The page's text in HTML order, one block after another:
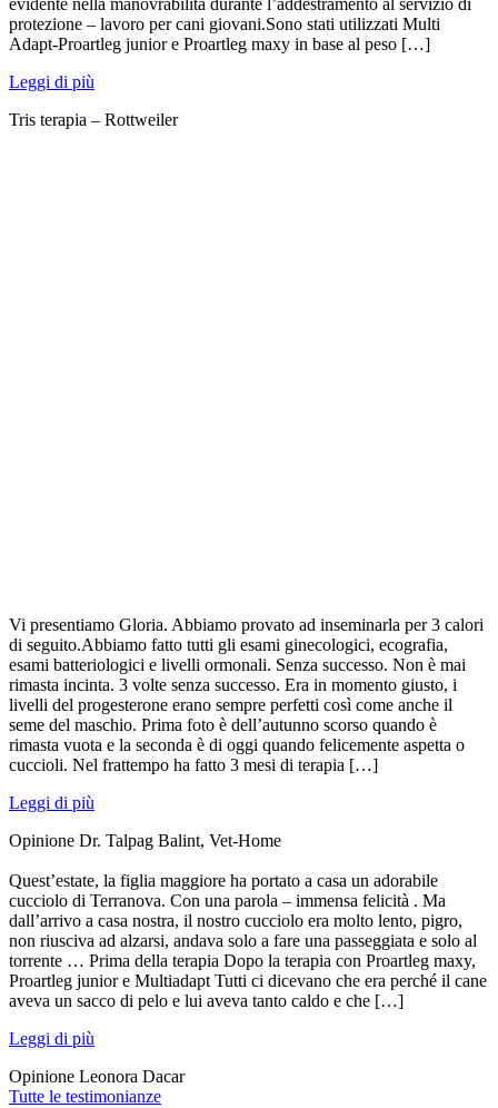
evidente nella manovrabilità durante l’addestramento al servizio di
protezione – lavoro per cani giovani.Sono stati utilizzati Multi
Adapt-Proartleg junior e Proartleg maxy in base al peso […]
Leggi di più
Tris terapia – Rottweiler
Vi presentiamo Gloria. Abbiamo provato ad inseminarla per 3 calori
di seguito.Abbiamo fatto tutti gli esami ginecologici, ecografia,
esami batteriologici e livelli ormonali. Senza successo. Non è mai
rimasta incinta. 3 volte senza successo. Era in momento giusto, i
livelli del progesterone erano sempre perfetti così come anche il
seme del maschio. Prima foto è dell’autunno scorso quando è
rimasta vuota e la seconda è di oggi quando felicemente aspetta o
cuccioli. Nel frattempo ha fatto 3 mesi di terapia […]
Leggi di più
Opinione Dr. Talpag Balint, Vet-Home
Quest’estate, la figlia maggiore ha portato a casa un adorabile
cucciolo di Terranova. Con una parola – immensa felicità . Ma
dall’arrivo a casa nostra, il nostro cucciolo era molto lento, pigro,
non riusciva ad alzarsi, andava solo a fare una passeggiata e solo al
torrente … Prima della terapia Dopo la terapia con Proartleg maxy,
Proartleg junior e Multiadapt Tutti ci dicevano che era perché il cane
aveva un sacco di pelo e lui aveva tanto caldo e che […]
Leggi di più
Opinione Leonora Dacar
Tutte le testimonianze